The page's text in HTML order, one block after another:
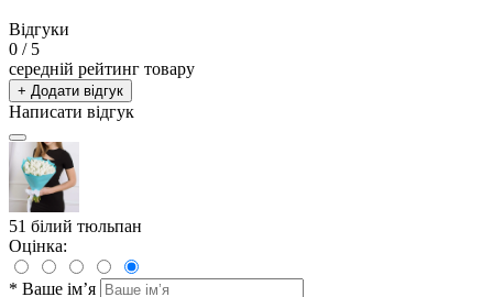
Відгуки
0 / 5
середній рейтинг товару
+ Додати відгук
Написати відгук
51 білий тюльпан
Оцінка:
* Ваше ім’я